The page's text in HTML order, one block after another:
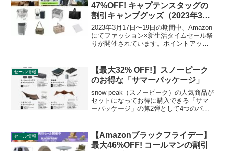
47%OFF! キャプテンスタッグの
割引キャンプグッズ（2023年3
月）
2023年3月17日〜19日の期間中、Amazon
にてファッション×新生活タイムセール祭
りが開催されています。ポイントアップ
の割引対象となっている製品、販売価格
などを一覧化します。詳細をレビューし
ます。
セール情報
【最大32% OFF!】スノーピーク
のお得な「サマーパッケージ」
snow peak（スノーピーク）の人気商品が
セットになってお得に購入できる「サマ
ーパッケージ」の第2弾として4つのパッ
サイーズ、メーヴェのお得なパッケージ
です。詳細をレビューします。
セール情報
【Amazonブラックフライデー】
最大46%OFF! コールマンの割引